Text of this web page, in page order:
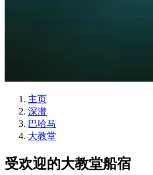
主页
深潜
巴哈马
大教堂
受欢迎的大教堂船宿